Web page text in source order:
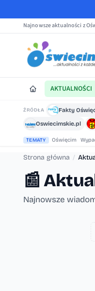
Najnowsze aktualności z
AKTUALNOŚCI
ŹRÓDŁA Fakty
Oswiecimskie.pl
TEMATY Oświęcim
Strona główna /
📰
Najnowsze